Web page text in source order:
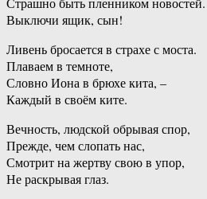
Выключи ящик, сын!
Ливень бросается в страхе с моста.
Плаваем в темноте,
Словно Иона в брюхе кита, –
Каждый в своём ките.
Вечность, людской обрывая спор,
Прежде, чем слопать нас,
Смотрит на жертву свою в упор,
Не раскрывая глаз.